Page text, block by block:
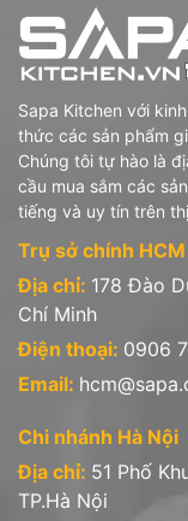
Sapa Kitchen với
thức các sản phẩm
Chúng tôi tự hào là
cầu mua sắm các
tiếng và uy tín trên
Trụ sở chính HCM
Địa chỉ: 178 Đào
Chí Minh
Điện thoại: 0906
Email:
Chi nhánh Hà Nội
Địa chỉ: 51 Phố
TP.Hà Nội